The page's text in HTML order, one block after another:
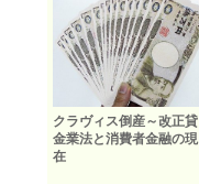
クラヴィス倒産～改正貸
金業法と消費者金融の現
在